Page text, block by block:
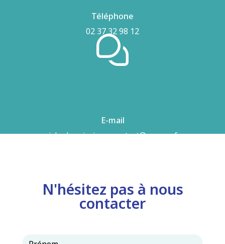
Téléphone
02 37 32 98 12
E-mail
airhydro.piscines-contact@orange.fr
N'hésitez pas à nous
contacter